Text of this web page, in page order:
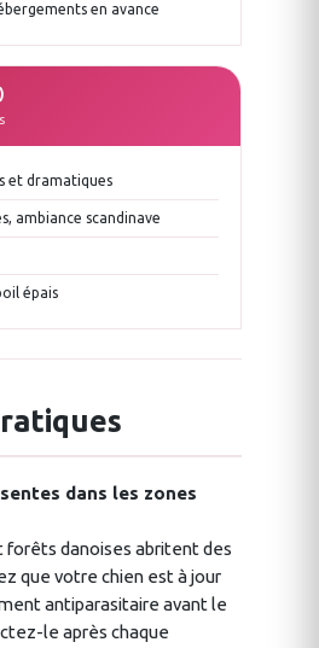
en avance
et dramatiques
ambiance scandinave
épais
dans les zones
forêts danoises abritent des
que votre chien est à jour
antiparasitaire avant le
le après chaque